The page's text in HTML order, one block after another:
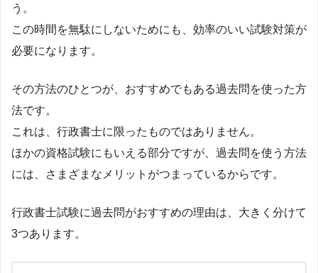
う。
この時間を無駄にしないためにも、効率のいい試験対策が
必要になります。
その方法のひとつが、おすすめでもある過去問を使った方
法です。
これは、行政書士に限ったものではありません。
ほかの資格試験にもいえる部分ですが、過去問を使う方法
には、さまざまなメリットがつまっているからです。
行政書士試験に過去問がおすすめの理由は、大きく分けて
3つあります。